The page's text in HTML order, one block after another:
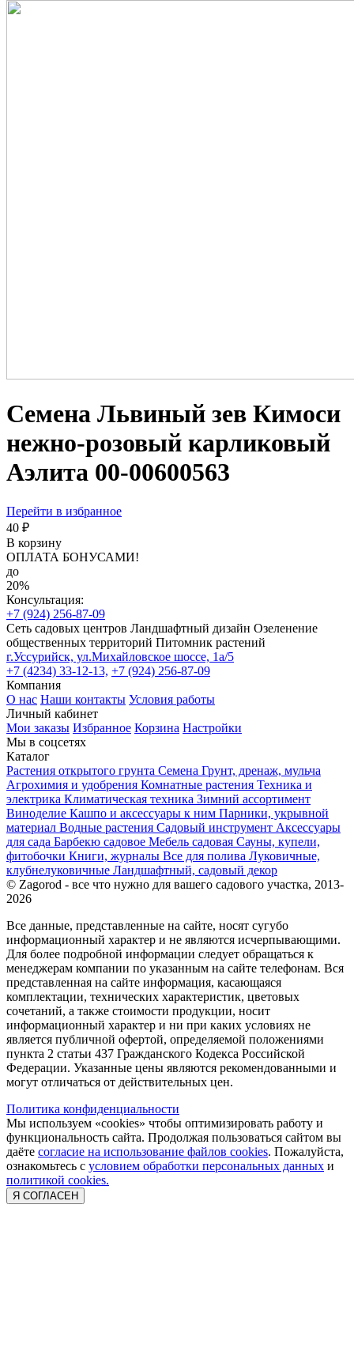
Семена Львиный зев Кимоси
нежно-розовый карликовый
Аэлита 00-00600563
Перейти в избранное
40 ₽
В корзину
ОПЛАТА БОНУСАМИ!
до
20%
Консультация:
+7 (924) 256-87-09
Сеть садовых центров Ландшафтный дизайн Озеленение
общественных территорий Питомник растений
г.Уссурийск, ул.Михайловское шоссе, 1а/5
+7 (4234) 33-12-13, +7 (924) 256-87-09
Компания
О нас Наши контакты Условия работы
Личный кабинет
Мои заказы Избранное Корзина Настройки
Мы в соцсетях
Каталог
Растения открытого грунта Семена Грунт, дренаж, мульча
Агрохимия и удобрения Комнатные растения Техника и
электрика Климатическая техника Зимний ассортимент
Виноделие Кашпо и аксессуары к ним Парники, укрывной
материал Водные растения Садовый инструмент Аксессуары
для сада Барбекю садовое Мебель садовая Сауны, купели,
фитобочки Книги, журналы Все для полива Луковичные,
клубнелуковичные Ландшафтный, садовый декор
© Zagorod - все что нужно для вашего садового участка, 2013-
2026
Все данные, представленные на сайте, носят сугубо
информационный характер и не являются исчерпывающими.
Для более подробной информации следует обращаться к
менеджерам компании по указанным на сайте телефонам. Вся
представленная на сайте информация, касающаяся
комплектации, технических характеристик, цветовых
сочетаний, а также стоимости продукции, носит
информационный характер и ни при каких условиях не
является публичной офертой, определяемой положениями
пункта 2 статьи 437 Гражданского Кодекса Российской
Федерации. Указанные цены являются рекомендованными и
могут отличаться от действительных цен.
Политика конфиденциальности
Мы используем «cookies» чтобы оптимизировать работу и
функциональность сайта. Продолжая пользоваться сайтом вы
даёте согласие на использование файлов cookies. Пожалуйста,
ознакомьтесь с условием обработки персональных данных и
политикой cookies.
Я СОГЛАСЕН